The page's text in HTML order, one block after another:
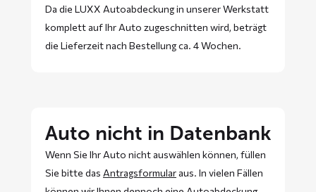
Da die LUXX Autoabdeckung in unserer Werkstatt
komplett auf Ihr Auto zugeschnitten wird, beträgt
die Lieferzeit nach Bestellung ca. 4 Wochen.
Auto nicht in Datenbank
Wenn Sie Ihr Auto nicht auswählen können, füllen
Sie bitte das Antragsformular aus. In vielen Fällen